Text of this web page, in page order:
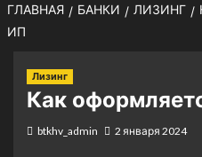
ГЛАВНАЯ БАНКИ ЛИЗИНГ
ИП
Лизинг
Как
btkhv_admin 2 января 2024